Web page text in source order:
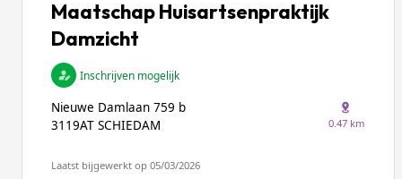
Maatschap Huisartsenpraktijk
Damzicht
Inschrijven mogelijk
Nieuwe Damlaan 759 b
3119AT SCHIEDAM
0.47 km
Laatst bijgewerkt op 05/03/2026